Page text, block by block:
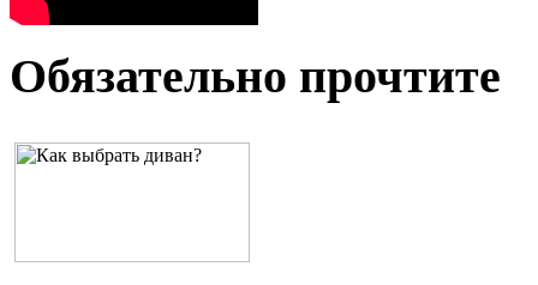
Обязательно прочтите